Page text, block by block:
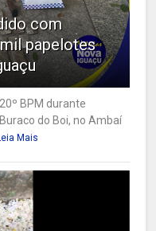
com
papelotes
BPM durante
do Boi, no Ambaí
Mais